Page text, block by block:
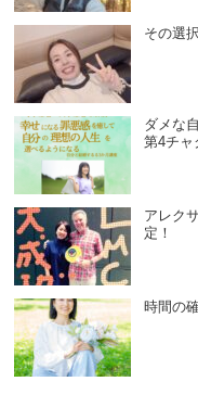
その選
ダメな
第4チ
アレク
定！
時間の